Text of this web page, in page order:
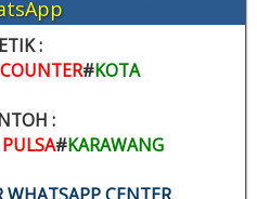
:
#KOTA
:
#KARAWANG